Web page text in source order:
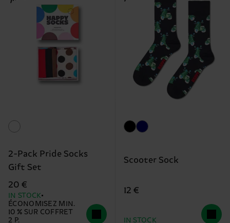
2-Pack Pride Socks
Gift Set
20 €
IN STOCK
ÉCONOMISEZ MIN.
10 % SUR COFFRET
2 P.
Scooter Sock
12 €
IN STOCK